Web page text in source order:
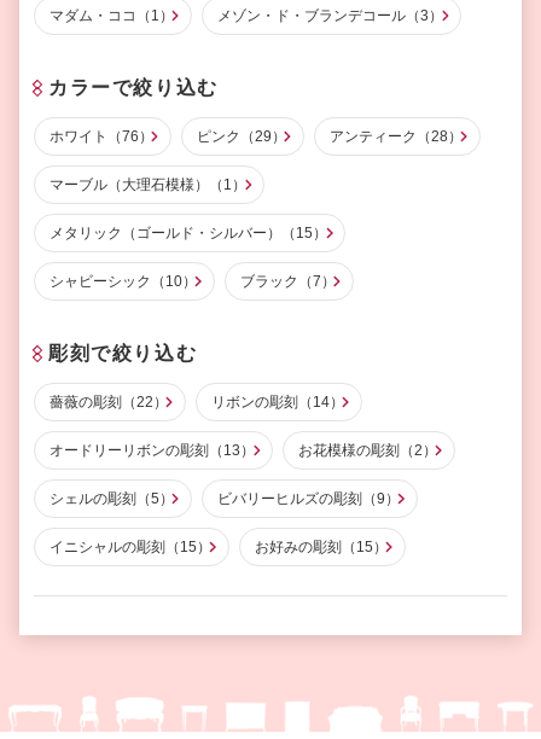
マダム・ココ（1） メゾン・ド・ブランデコール（3）
カラーで絞り込む
ホワイト（76） ピンク（29） アンティーク（28）
マーブル（大理石模様）（1）
メタリック（ゴールド・シルバー）（15）
シャビーシック（10） ブラック（7）
彫刻で絞り込む
薔薇の彫刻（22） リボンの彫刻（14）
オードリーリボンの彫刻（13） お花模様の彫刻（2）
シェルの彫刻（5） ビバリーヒルズの彫刻（9）
イニシャルの彫刻（15） お好みの彫刻（15）